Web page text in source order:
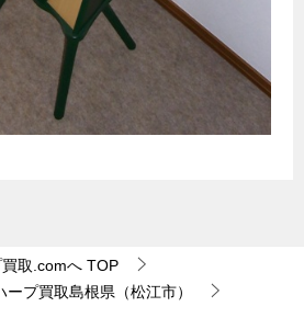
取.comへ TOP
ープ買取島根県（松江市）